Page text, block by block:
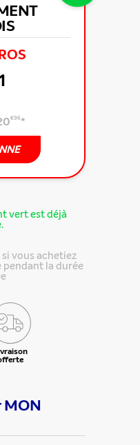
€96*
vert est déjà
vous achetiez
pendant la durée